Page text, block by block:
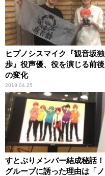
ヒプノシスマイク『観音坂独
歩』役声優、役を演じる前後
の変化
2019.04.25
すとぷりメンバー結成秘話！
グループに誘った理由は「ノ